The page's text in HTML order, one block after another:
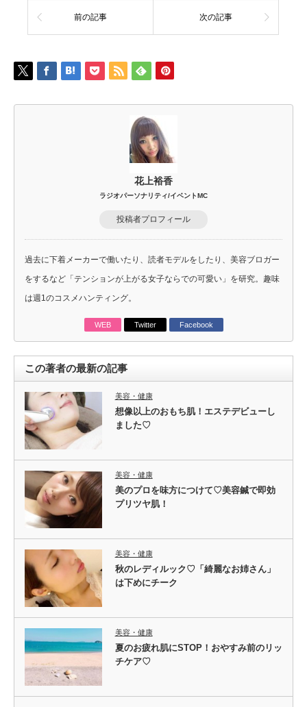
前の記事 次の記事
花上裕香
ラジオパーソナリティ/イベントMC
投稿者プロフィール
過去に下着メーカーで働いたり、読者モデルをしたり、美容ブロガー
をするなど「テンションが上がる女子ならでの可愛い」を研究。趣味
は週1のコスメハンティング。
WEB Twitter Facebook
この著者の最新の記事
美容・健康
想像以上のおもち肌！エステデビューし
ました♡
美容・健康
美のプロを味方につけて♡美容鍼で即効
プリツヤ肌！
美容・健康
秋のレディルック♡「綺麗なお姉さん」
は下めにチーク
美容・健康
夏のお疲れ肌にSTOP！おやすみ前のリッ
チケア♡